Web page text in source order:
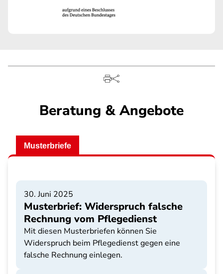
Beratung & Angebote
Musterbriefe
30. Juni 2025
Musterbrief: Widerspruch falsche
Rechnung vom Pflegedienst
Mit diesen Musterbriefen können Sie
Widerspruch beim Pflegedienst gegen eine
falsche Rechnung einlegen.